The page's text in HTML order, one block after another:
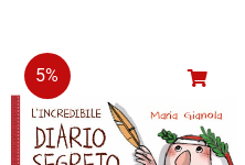
5%